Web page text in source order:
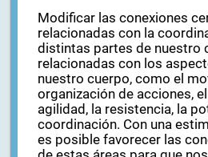
Modificar las conexiones
relacionadas con la
distintas partes de nuestro
relacionadas con los
nuestro cuerpo, como el
organización de acciones,
agilidad, la resistencia, la
coordinación. Con una
es posible favorecer las